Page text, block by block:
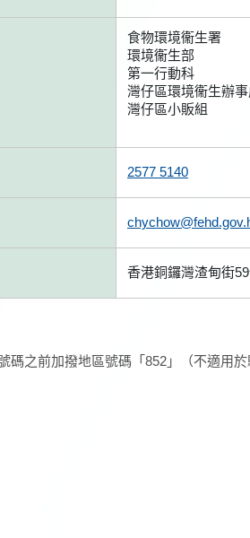
食物環境衞生署
環境衞生部
第一行動科
灣仔區環境衞生辦事
灣仔區小販組
2577 5140
香港銅鑼灣渣甸街
之前加撥地區號碼「852」（不適用於